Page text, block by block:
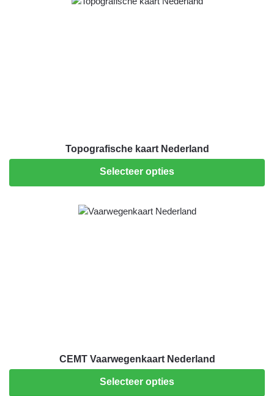
Topografische kaart Nederland
Selecteer opties
CEMT Vaarwegenkaart Nederland
Selecteer opties